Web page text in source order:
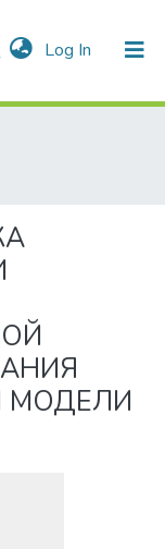
Log In (current)
МОДЕЛИ